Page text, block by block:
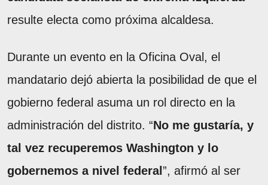
resulte electa como próxima alcaldesa.
Durante un evento en la Oficina Oval, el
mandatario dejó abierta la posibilidad de que el
gobierno federal asuma un rol directo en la
administración del distrito. “No me gustaría, y
tal vez recuperemos Washington y lo
gobernemos a nivel federal ”, afirmó al ser